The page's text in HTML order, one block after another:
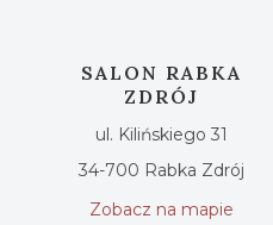
SALON RABKA
ZDRÓJ
ul. Kilińskiego 31
34-700 Rabka Zdrój
Zobacz na mapie